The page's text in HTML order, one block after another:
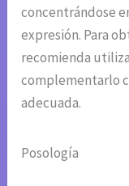
concentrándose
expresión. Para
recomienda
complementarlo
adecuada.
Posología